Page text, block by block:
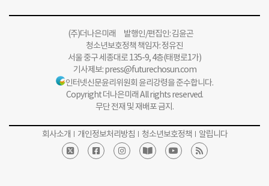
(주)더나은미래 발행인/편집인: 김윤곤
청소년보호정책 책임자: 정유진
서울 중구 세종대로 135-9, 4층(태평로1가)
기사제보:press@futurechosun.com
인터넷신문윤리위원회 윤리강령을 준수합니다.
Copyright 더나은미래 All rights reserved.
무단 전재 및 재배포 금지.
회사소개 개인정보처리방침 청소년보호정책 알립니다